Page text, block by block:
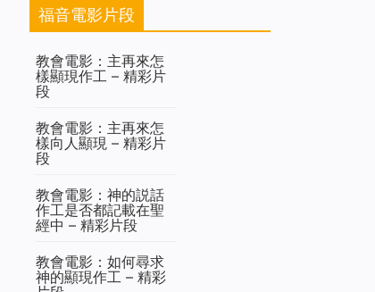
福音電影片段
教會電影：主再來怎
樣顯現作工 – 精彩片
段
教會電影：主再來怎
樣向人顯現 – 精彩片
段
教會電影：神的説話
作工是否都記載在聖
經中 – 精彩片段
教會電影：如何尋求
神的顯現作工 – 精彩